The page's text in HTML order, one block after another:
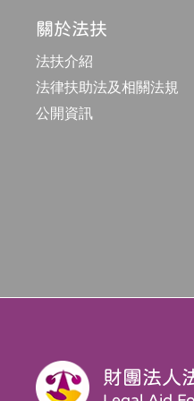
關於法扶
法扶介紹
法律扶助法及相關法規
公開資訊
財團法人